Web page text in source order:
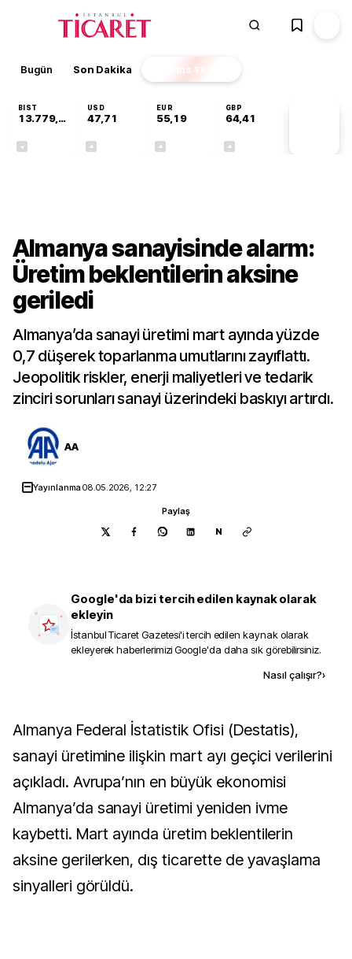
Bugün Son Dakika Finans EKSTRA
BIST
13.779,39
USD
47,71
EUR
55,19
GBP
64,41
Almanya sanayisinde alarm:
Üretim beklentilerin aksine
geriledi
Almanya’da sanayi üretimi mart ayında yüzde
0,7 düşerek toparlanma umutlarını zayıflattı.
Jeopolitik riskler, enerji maliyetleri ve tedarik
zinciri sorunları sanayi üzerindeki baskıyı artırdı.
AA
Yayınlanma08.05.2026, 12:27
Paylaş
N
Google'da bizi tercih edilen kaynak olarak
ekleyin
İstanbul Ticaret Gazetesi'i tercih edilen kaynak olarak
ekleyerek haberlerimizi Google'da daha sık görebilirsiniz.
Nasıl çalışır?›
Almanya Federal İstatistik Ofisi (Destatis),
sanayi üretimine ilişkin mart ayı geçici verilerini
açıkladı. Avrupa’nın en büyük ekonomisi
Almanya’da sanayi üretimi yeniden ivme
kaybetti. Mart ayında üretim beklentilerin
aksine gerilerken, dış ticarette de yavaşlama
sinyalleri görüldü.